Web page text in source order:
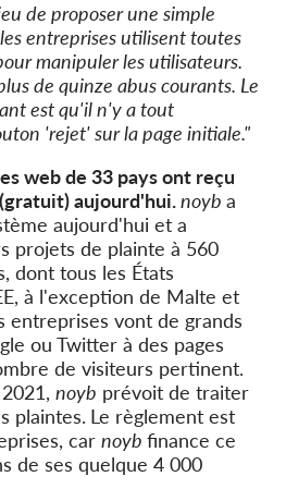
de proposer une simple
entreprises utilisent toutes
manipuler les utilisateurs.
de quinze abus courants. Le
est qu'il n'y a tout
'rejet' sur la page initiale."
web de 33 pays ont reçu
aujourd'hui.noyb a
aujourd'hui et a
projets de plainte à 560
dont tous les États
à l'exception de Malte et
entreprises vont de grands
ou Twitter à des pages
de visiteurs pertinent.
noyb prévoit de traiter
plaintes. Le règlement est
car noyb finance ce
de ses quelque 4 000